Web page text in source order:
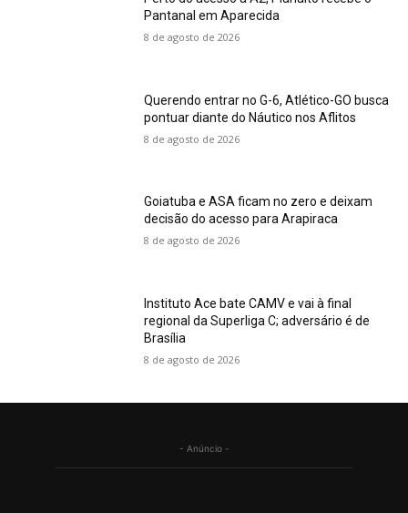
Pantanal em Aparecida
8 de agosto de 2026
Querendo entrar no G-6, Atlético-GO busca
pontuar diante do Náutico nos Aflitos
8 de agosto de 2026
Goiatuba e ASA ficam no zero e deixam
decisão do acesso para Arapiraca
8 de agosto de 2026
Instituto Ace bate CAMV e vai à final
regional da Superliga C; adversário é de
Brasília
8 de agosto de 2026
- Anúncio -